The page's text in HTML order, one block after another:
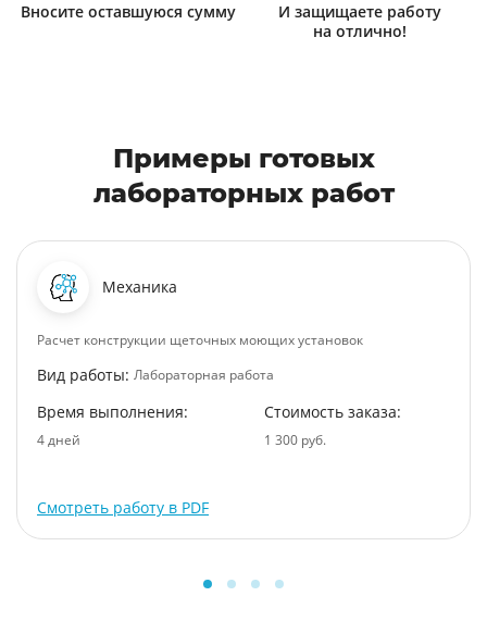
Вносите оставшуюся сумму
И защищаете работу
на отлично!
Примеры готовых
лабораторных работ
Механика
Расчет конструкции щеточных моющих установок
Вид работы: Лабораторная работа
Время выполнения:
4 дней
Стоимость заказа:
1 300 руб.
Смотреть работу в PDF